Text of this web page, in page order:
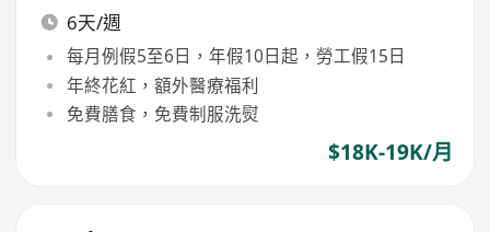
6天/週
每月例假5至6日，年假10日起，勞工假15日
年終花紅，額外醫療福利
免費膳食，免費制服洗熨
$18K-19K/月